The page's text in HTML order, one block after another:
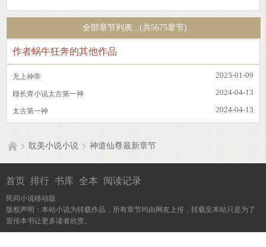
全部章节列表...(共5675章节)
作者蜗牛狂奔的其他作品
无上神帝 2023-01-09
顾长青小说太古第一神 2024-04-13
太古第一神 2024-04-13
耽美小说小说 神道仙尊最新章节
首页 排行 书库 全本 阅读记录
民间小说移动版
版权声明：本站小说为转载作品，所有章节均由网友上传，转载至本站只是为了
宣传本书让更多读者欣赏。